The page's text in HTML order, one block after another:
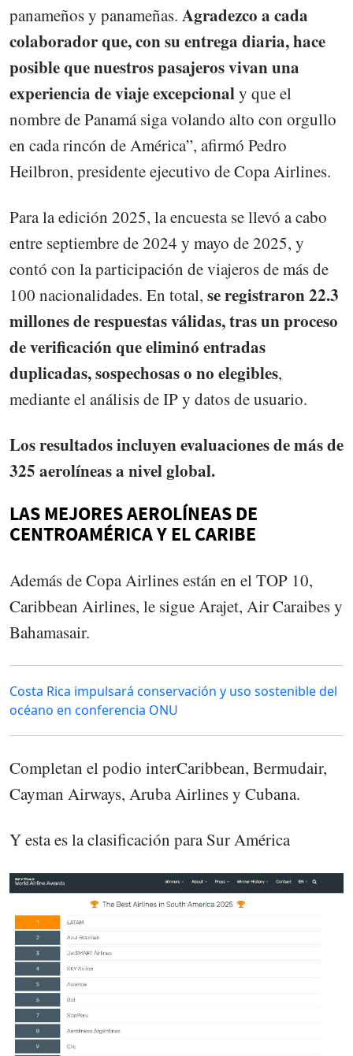
panameños y panameñas. Agradezco a cada
colaborador que, con su entrega diaria, hace
posible que nuestros pasajeros vivan una
experiencia de viaje excepcionaly que el
nombre de Panamá siga volando alto con orgullo
en cada rincón de América”, afirmó Pedro
Heilbron, presidente ejecutivo de Copa Airlines.
Para la edición 2025, la encuesta se llevó a cabo
entre septiembre de 2024 y mayo de 2025, y
contó con la participación de viajeros de más de
100 nacionalidades. En total, se registraron 22.3
millones de respuestas válidas, tras un proceso
de verificación que eliminó entradas
duplicadas, sospechosas o no elegibles,
mediante el análisis de IP y datos de usuario.
Los resultados incluyen evaluaciones de más de
325 aerolíneas a nivel global.
LAS MEJORES AEROLÍNEAS DE
CENTROAMÉRICA Y EL CARIBE
Además de Copa Airlines están en el TOP 10,
Caribbean Airlines, le sigue Arajet, Air Caraibes y
Bahamasair.
Costa Rica impulsará conservación y uso sostenible del
océano en conferencia ONU
Completan el podio interCaribbean, Bermudair,
Cayman Airways, Aruba Airlines y Cubana.
Y esta es la clasificación para Sur América